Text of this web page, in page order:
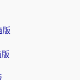
版